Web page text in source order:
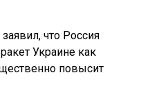
что Россия
Украине как
повысит